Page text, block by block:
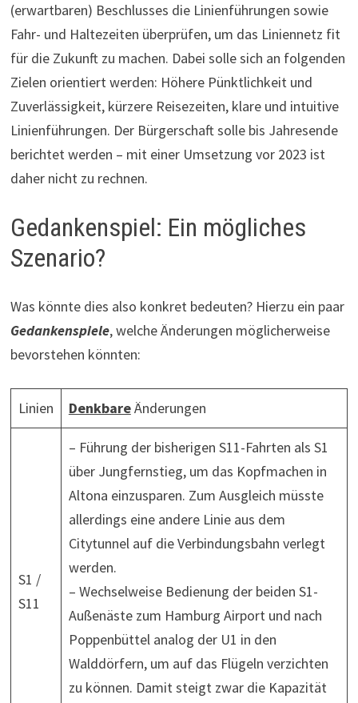
(erwartbaren) Beschlusses die Linienführungen sowie
Fahr- und Haltezeiten überprüfen, um das Liniennetz fit
für die Zukunft zu machen. Dabei solle sich an folgenden
Zielen orientiert werden: Höhere Pünktlichkeit und
Zuverlässigkeit, kürzere Reisezeiten, klare und intuitive
Linienführungen. Der Bürgerschaft solle bis Jahresende
berichtet werden – mit einer Umsetzung vor 2023 ist
daher nicht zu rechnen.
Gedankenspiel: Ein mögliches
Szenario?
Was könnte dies also konkret bedeuten? Hierzu ein paar
Gedankenspiele, welche Änderungen möglicherweise
bevorstehen könnten:
Linien DenkbareÄnderungen
S1 /
S11
– Führung der bisherigen S11-Fahrten als S1
über Jungfernstieg, um das Kopfmachen in
Altona einzusparen. Zum Ausgleich müsste
allerdings eine andere Linie aus dem
Citytunnel auf die Verbindungsbahn verlegt
werden.
– Wechselweise Bedienung der beiden S1-
Außenäste zum Hamburg Airport und nach
Poppenbüttel analog der U1 in den
Walddörfern, um auf das Flügeln verzichten
zu können. Damit steigt zwar die Kapazität